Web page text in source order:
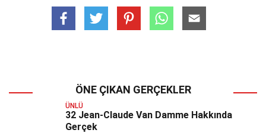
ÖNE ÇIKAN GERÇEKLER
ÜNLÜ
32 Jean-Claude Van Damme Hakkında
Gerçek